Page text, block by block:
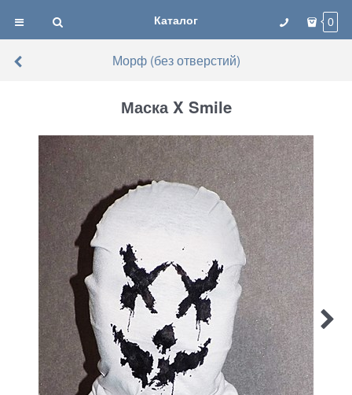
Каталог 0
Морф (без отверстий)
Маска X Smile